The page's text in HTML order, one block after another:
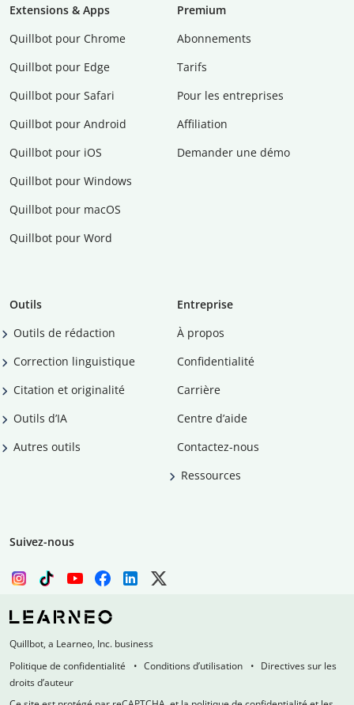
Extensions & Apps
Quillbot pour Chrome
Quillbot pour Edge
Quillbot pour Safari
Quillbot pour Android
Quillbot pour iOS
Quillbot pour Windows
Quillbot pour macOS
Quillbot pour Word
Premium
Abonnements
Tarifs
Pour les entreprises
Affiliation
Demander une démo
Outils
Outils de rédaction
Correction linguistique
Citation et originalité
Outils d’IA
Autres outils
Entreprise
À propos
Confidentialité
Carrière
Centre d’aide
Contactez-nous
Ressources
Suivez-nous
Quillbot, a Learneo, Inc. business
Politique de confidentialité
Conditions d’utilisation
Directives sur les
droits d’auteur